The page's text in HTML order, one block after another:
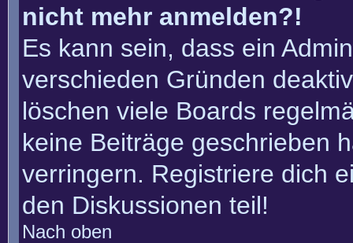
nicht mehr anmelden?!
Es kann sein, dass ein
verschieden Gründen
löschen viele Boards
keine Beiträge geschrieben
verringern. Registriere dich
den Diskussionen teil!
Nach oben